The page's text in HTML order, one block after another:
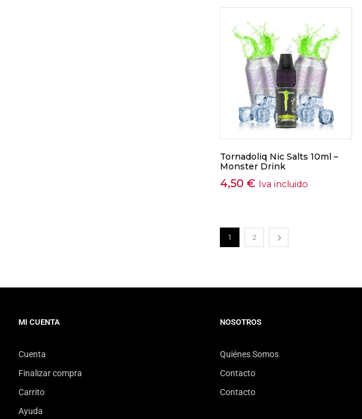
Tornadoliq Nic Salts 10ml –
Monster Drink
4,50 € Iva incluido
1 2
MI CUENTA
Cuenta
Finalizar compra
Carrito
Ayuda
NOSOTROS
Quiénes Somos
Contacto
Contacto